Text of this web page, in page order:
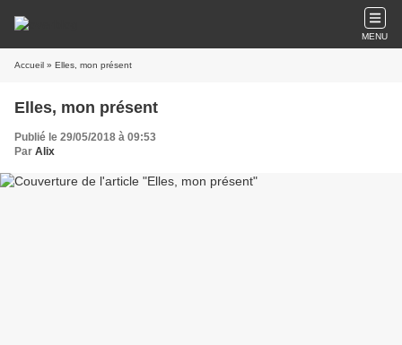
MENU
Accueil » Elles, mon présent
Elles, mon présent
Publié le 29/05/2018 à 09:53
Par Alix